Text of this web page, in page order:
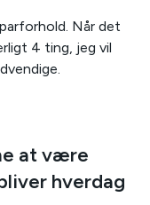
Når det
4 ting, jeg vil
at være
hverdag